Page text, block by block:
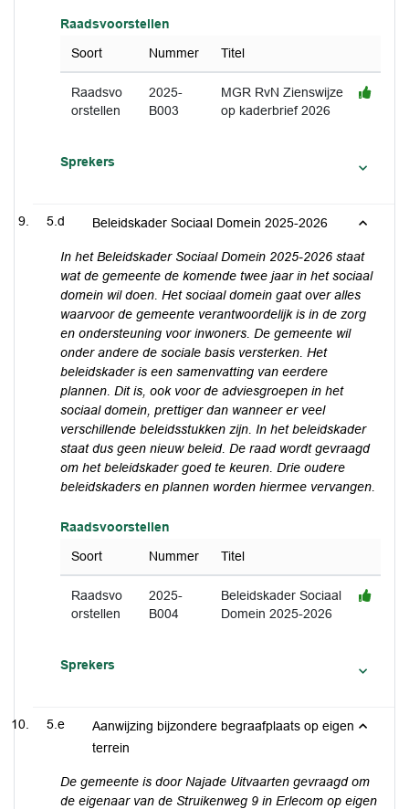
Raadsvoorstellen
Soort
Nummer Titel
Raadsvo
orstellen
2025-
B003
MGR RvN Zienswijze
op kaderbrief 2026
Sprekers
5.d Beleidskader Sociaal Domein 2025-2026
In het Beleidskader Sociaal Domein 2025-2026 staat
wat de gemeente de komende twee jaar in het sociaal
domein wil doen. Het sociaal domein gaat over alles
waarvoor de gemeente verantwoordelijk is in de zorg
en ondersteuning voor inwoners. De gemeente wil
onder andere de sociale basis versterken. Het
beleidskader is een samenvatting van eerdere
plannen. Dit is, ook voor de adviesgroepen in het
sociaal domein, prettiger dan wanneer er veel
verschillende beleidsstukken zijn. In het beleidskader
staat dus geen nieuw beleid. De raad wordt gevraagd
om het beleidskader goed te keuren. Drie oudere
beleidskaders en plannen worden hiermee vervangen.
Raadsvoorstellen
Soort
Nummer Titel
Raadsvo
orstellen
2025-
B004
Beleidskader Sociaal
Domein 2025-2026
Sprekers
5.e
Aanwijzing bijzondere begraafplaats op eigen
terrein
De gemeente is door Najade Uitvaarten gevraagd om
de eigenaar van de Struikenweg 9 in Erlecom op eigen